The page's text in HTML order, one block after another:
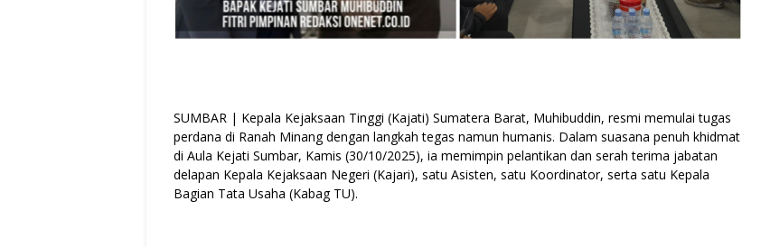
SUMBAR | Kepala Kejaksaan Tinggi (Kajati) Sumatera Barat, Muhibuddin, resmi memulai tugas
perdana di Ranah Minang dengan langkah tegas namun humanis. Dalam suasana penuh khidmat
di Aula Kejati Sumbar, Kamis (30/10/2025), ia memimpin pelantikan dan serah terima jabatan
delapan Kepala Kejaksaan Negeri (Kajari), satu Asisten, satu Koordinator, serta satu Kepala
Bagian Tata Usaha (Kabag TU).